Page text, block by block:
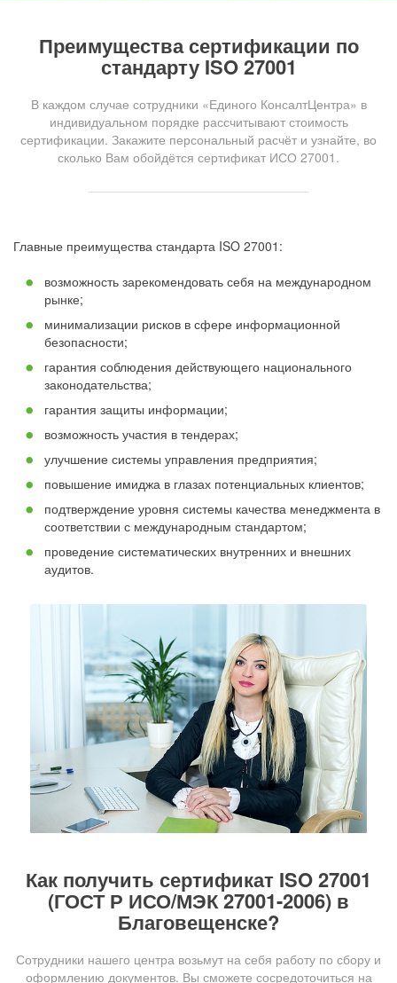
Преимущества сертификации по
стандарту ISO 27001
В каждом случае сотрудники «Единого КонсалтЦентра» в
индивидуальном порядке рассчитывают стоимость
сертификации. Закажите персональный расчёт и узнайте, во
сколько Вам обойдётся сертификат ИСО 27001.
Главные преимущества стандарта ISO 27001:
возможность зарекомендовать себя на международном
рынке;
минимализации рисков в сфере информационной
безопасности;
гарантия соблюдения действующего национального
законодательства;
гарантия защиты информации;
возможность участия в тендерах;
улучшение системы управления предприятия;
повышение имиджа в глазах потенциальных клиентов;
подтверждение уровня системы качества менеджмента в
соответствии с международным стандартом;
проведение систематических внутренних и внешних
аудитов.
Как получить сертификат ISO 27001
(ГОСТ Р ИСО/МЭК 27001-2006) в
Благовещенске?
Сотрудники нашего центра возьмут на себя работу по сбору и
оформлению документов. Вы сможете сосредоточиться на